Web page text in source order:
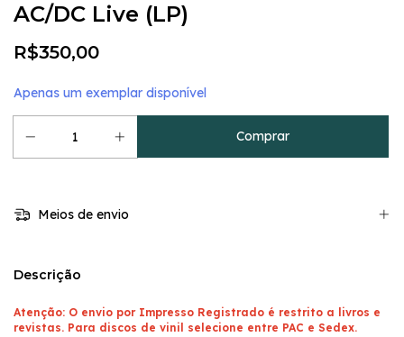
AC/DC Live (LP)
R$350,00
Apenas um exemplar disponível
Meios de envio
Descrição
Atenção: O envio por Impresso Registrado é restrito a livros e
revistas. Para discos de vinil selecione entre PAC e Sedex.